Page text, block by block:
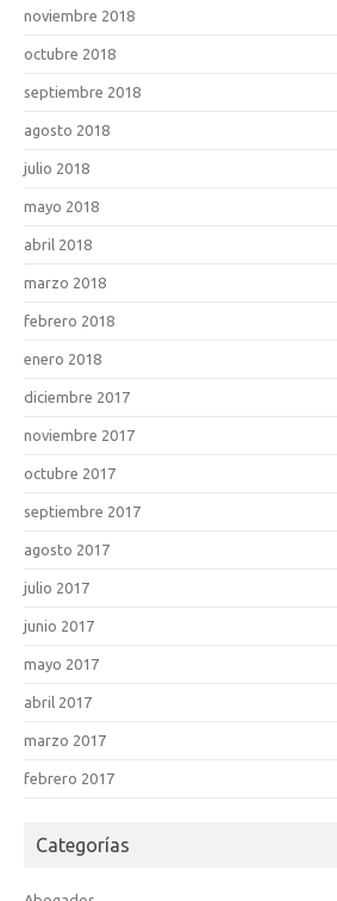
noviembre 2018
octubre 2018
septiembre 2018
agosto 2018
julio 2018
mayo 2018
abril 2018
marzo 2018
febrero 2018
enero 2018
diciembre 2017
noviembre 2017
octubre 2017
septiembre 2017
agosto 2017
julio 2017
junio 2017
mayo 2017
abril 2017
marzo 2017
febrero 2017
Categorías